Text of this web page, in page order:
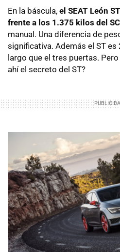
En la báscula, el SEAT León
frente a los 1.375 kilos del SC
manual. Una diferencia de
significativa. Además el ST
largo que el tres puertas.
ahí el secreto del ST?